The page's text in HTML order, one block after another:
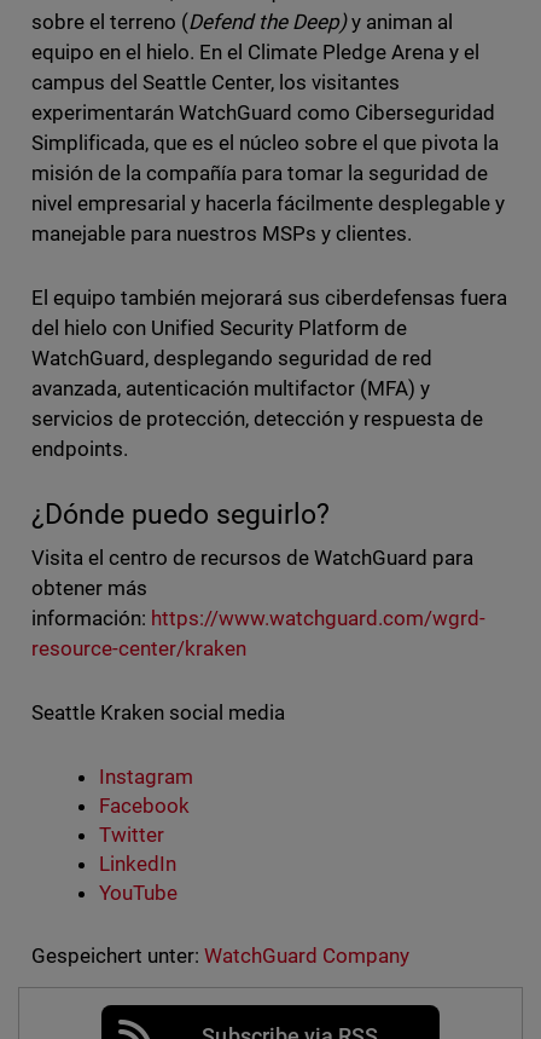
sobre el terreno (Defend the Deep)y animan al
equipo en el hielo. En el Climate Pledge Arena y el
campus del Seattle Center, los visitantes
experimentarán WatchGuard como Ciberseguridad
Simplificada, que es el núcleo sobre el que pivota la
misión de la compañía para tomar la seguridad de
nivel empresarial y hacerla fácilmente desplegable y
manejable para nuestros MSPs y clientes.
El equipo también mejorará sus ciberdefensas fuera
del hielo con Unified Security Platform de
WatchGuard, desplegando seguridad de red
avanzada, autenticación multifactor (MFA) y
servicios de protección, detección y respuesta de
endpoints.
¿Dónde puedo seguirlo?
Visita el centro de recursos de WatchGuard para
obtener más
información: https://www.watchguard.com/wgrd-
resource-center/kraken
Seattle Kraken social media
Instagram
Facebook
Twitter
LinkedIn
YouTube
Gespeichert unter: WatchGuard Company